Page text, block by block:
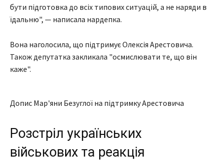
бути підготовка до всіх типових ситуацій, а не наряди в
їдальню", — написала нардепка.
Вона наголосила, що підтримує Олексія Арестовича.
Також депутатка закликала "осмислювати те, що він
каже".
Допис Мар'яни Безуглої на підтримку Арестовича
Розстріл українських
військових та реакція